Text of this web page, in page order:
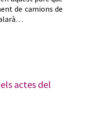
de camions de
els actes del